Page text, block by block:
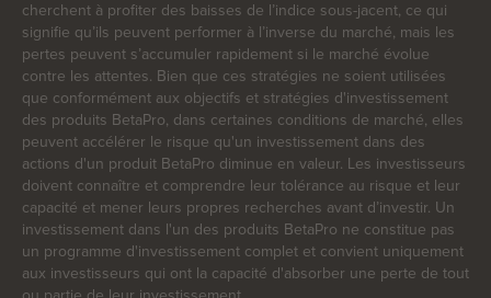
cherchent à profiter des baisses de l’indice sous-jacent, ce qui
signifie qu’ils peuvent performer à l’inverse du marché, mais les
pertes peuvent s’accumuler rapidement si le marché évolue
contre les attentes. Bien que ces stratégies ne soient utilisées
que conformément aux objectifs et stratégies d'investissement
des produits BetaPro, dans certaines conditions de marché, elles
peuvent accélérer le risque qu'un investissement dans des
actions d'un produit BetaPro diminue en valeur. Les investisseurs
doivent connaître et comprendre leur tolérance au risque et leur
capacité et mener leurs propres recherches avant d’investir. Un
investissement dans l'un des produits BetaPro ne constitue pas
un programme d'investissement complet et convient uniquement
aux investisseurs qui ont la capacité d'absorber une perte de tout